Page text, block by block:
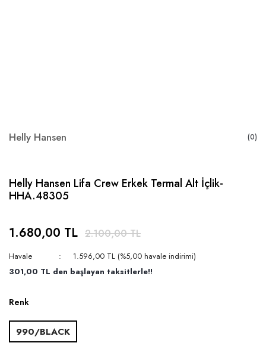
Helly Hansen (0)
Helly Hansen Lifa Crew Erkek Termal Alt İçlik-
HHA.48305
1.680,00 TL 2.100,00 TL
Havale
1.596,00 TL (%5,00 havale indirimi)
301,00 TL den başlayan taksitlerle!!
Renk
990/BLACK